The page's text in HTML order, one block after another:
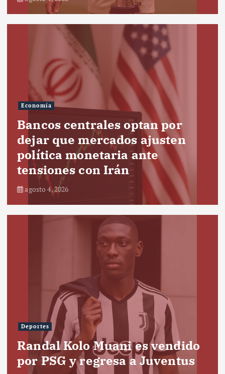
Economía
Bancos centrales optan por
dejar que mercados ajusten
política monetaria ante
tensiones con Irán
agosto 4, 2026
Deportes
Randal Kolo Muani es vendido
por PSG y regresa a Juventus